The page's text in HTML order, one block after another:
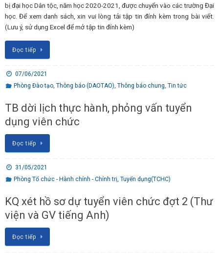
bị đại học Dân tộc, năm học 2020-2021, được chuyển vào các trường Đại
học. Để xem danh sách, xin vui lòng tải tập tin đính kèm trong bài viết.
(Lưu ý, sử dụng Excel để mở tập tin đính kèm)
Đọc tiếp
07/06/2021
Phòng Đào tạo, Thông báo (DAOTAO), Thông báo chung, Tin tức
TB dời lịch thực hành, phỏng vấn tuyển
dụng viên chức
Đọc tiếp
31/05/2021
Phòng Tổ chức - Hành chính - Chính trị, Tuyển dụng(TCHC)
KQ xét hồ sơ dự tuyển viên chức đợt 2 (Thư
viện và GV tiếng Anh)
Đọc tiếp